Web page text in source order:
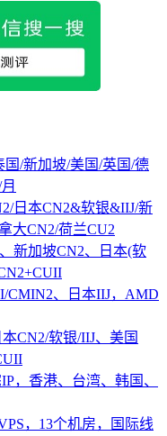
国/新加坡/美国/英国/德
日本CN2&软银&IIJ/新
大CN2/荷兰CU2
新加坡CN2、日本(软
CMIN2、日本IIJ，AMD
CN2/软银/IIJ、美国
，香港、台湾、韩国、
，13个机房，国际线